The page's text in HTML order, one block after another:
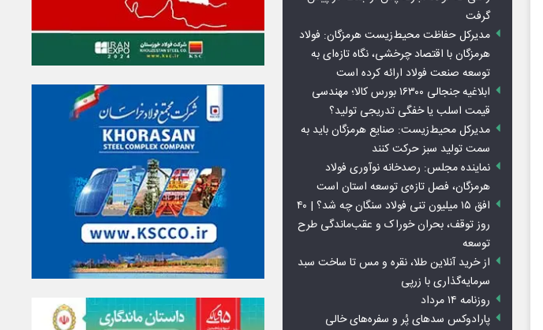
گرفت
مدیرکل حفاظت محیط‌زیست هرمزگان: فولاد
هرمزگان با اقتصاد چرخشی، نگاه تازه‌ای به
توسعه صنعت فولاد ارائه کرده است
ابلاغیه جنجالی ۱۶۳۰۰ بورس کالا؛ مهندسی
قیمت اسلب یا خفگی تدریجی تولید؟
مدیرکل محیط‌زیست: صنایع هرمزگان باید به
سمت تولید سبز حرکت کنند
نماینده مجلس: رصدخانه نوآوری فولاد
هرمزگان، فصل تازه‌ی توسعه استان است
افق ۱۵ میلیون تنی فولاد سنگان چه شد؟ | ۴۰
روز توقف، بحران خوراک و عقب‌ماندگی طرح
توسعه
از خرید آنلاین طلا، نقره و مس تا ساخت سبد
سرمایه‌گذاری با زرپی
روزنامه ۱۴ مرداد
پارادوکس سدهای پُر و سفره‌های خالی